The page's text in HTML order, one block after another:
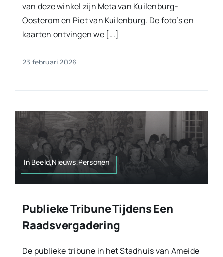
van deze winkel zijn Meta van Kuilenburg-
Oosterom en Piet van Kuilenburg. De foto’s en
kaarten ontvingen we [...]
23 februari 2026
In Beeld,Nieuws,Personen
Publieke Tribune Tijdens Een
Raadsvergadering
De publieke tribune in het Stadhuis van Ameide